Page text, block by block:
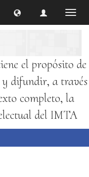
el propósito de
difundir, a través
completo, la
del IMTA